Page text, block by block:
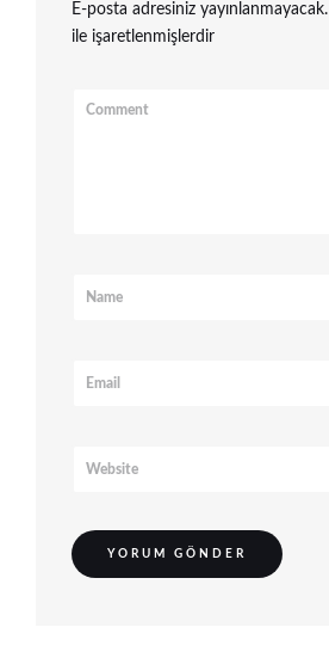
E-posta adresiniz yayınlanmayacak.
ile işaretlenmişlerdir